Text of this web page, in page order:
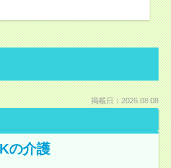
掲載日：2026.08.08
の介護